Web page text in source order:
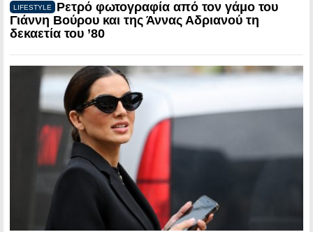
LIFESTYLE
Ρετρό φωτογραφία από τον γάμο του
Γιάννη Βούρου και της Άννας Αδριανού τη
δεκαετία του ’80